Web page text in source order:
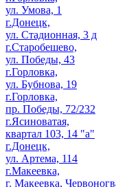
ул. Умова, 1
г.Донецк,
ул. Стадионная, 3 д
г.Старобешево,
ул. Победы, 43
г.Горловка,
ул. Бубнова, 19
г.Горловка,
пр. Победы, 72/232
г.Ясиноватая,
квартал 103, 14 "а"
г.Донецк,
ул. Артема, 114
г.Макеевка,
г. Макеевка,